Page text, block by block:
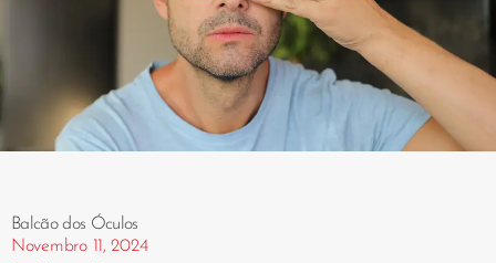
Balcão dos Óculos
Novembro 11, 2024